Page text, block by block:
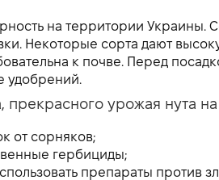
на территории
Некоторые сорта дают
к почве. Перед
удобрений.
прекрасного урожая нута
от сорняков;
гербициды;
препараты против